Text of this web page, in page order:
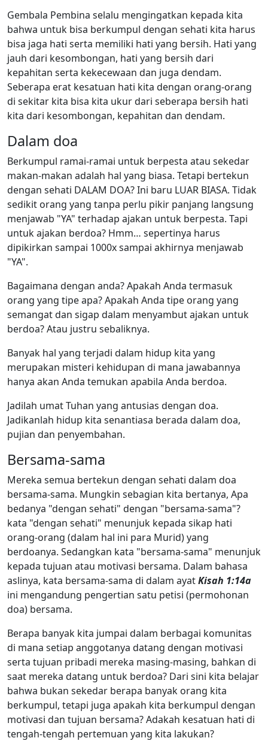
Gembala Pembina selalu mengingatkan kepada kita
bahwa untuk bisa berkumpul dengan sehati kita harus
bisa jaga hati serta memiliki hati yang bersih. Hati yang
jauh dari kesombongan, hati yang bersih dari
kepahitan serta kekecewaan dan juga dendam.
Seberapa erat kesatuan hati kita dengan orang-orang
di sekitar kita bisa kita ukur dari seberapa bersih hati
kita dari kesombongan, kepahitan dan dendam.
Dalam doa
Berkumpul ramai-ramai untuk berpesta atau sekedar
makan-makan adalah hal yang biasa. Tetapi bertekun
dengan sehati DALAM DOA? Ini baru LUAR BIASA. Tidak
sedikit orang yang tanpa perlu pikir panjang langsung
menjawab "YA" terhadap ajakan untuk berpesta. Tapi
untuk ajakan berdoa? Hmm… sepertinya harus
dipikirkan sampai 1000x sampai akhirnya menjawab
"YA".
Bagaimana dengan anda? Apakah Anda termasuk
orang yang tipe apa? Apakah Anda tipe orang yang
semangat dan sigap dalam menyambut ajakan untuk
berdoa? Atau justru sebaliknya.
Banyak hal yang terjadi dalam hidup kita yang
merupakan misteri kehidupan di mana jawabannya
hanya akan Anda temukan apabila Anda berdoa.
Jadilah umat Tuhan yang antusias dengan doa.
Jadikanlah hidup kita senantiasa berada dalam doa,
pujian dan penyembahan.
Bersama-sama
Mereka semua bertekun dengan sehati dalam doa
bersama-sama. Mungkin sebagian kita bertanya, Apa
bedanya "dengan sehati" dengan "bersama-sama"?
kata "dengan sehati" menunjuk kepada sikap hati
orang-orang (dalam hal ini para Murid) yang
berdoanya. Sedangkan kata "bersama-sama" menunjuk
kepada tujuan atau motivasi bersama. Dalam bahasa
aslinya, kata bersama-sama di dalam ayatKisah 1:14a
ini mengandung pengertian satu petisi (permohonan
doa) bersama.
Berapa banyak kita jumpai dalam berbagai komunitas
di mana setiap anggotanya datang dengan motivasi
serta tujuan pribadi mereka masing-masing, bahkan di
saat mereka datang untuk berdoa? Dari sini kita belajar
bahwa bukan sekedar berapa banyak orang kita
berkumpul, tetapi juga apakah kita berkumpul dengan
motivasi dan tujuan bersama? Adakah kesatuan hati di
tengah-tengah pertemuan yang kita lakukan?